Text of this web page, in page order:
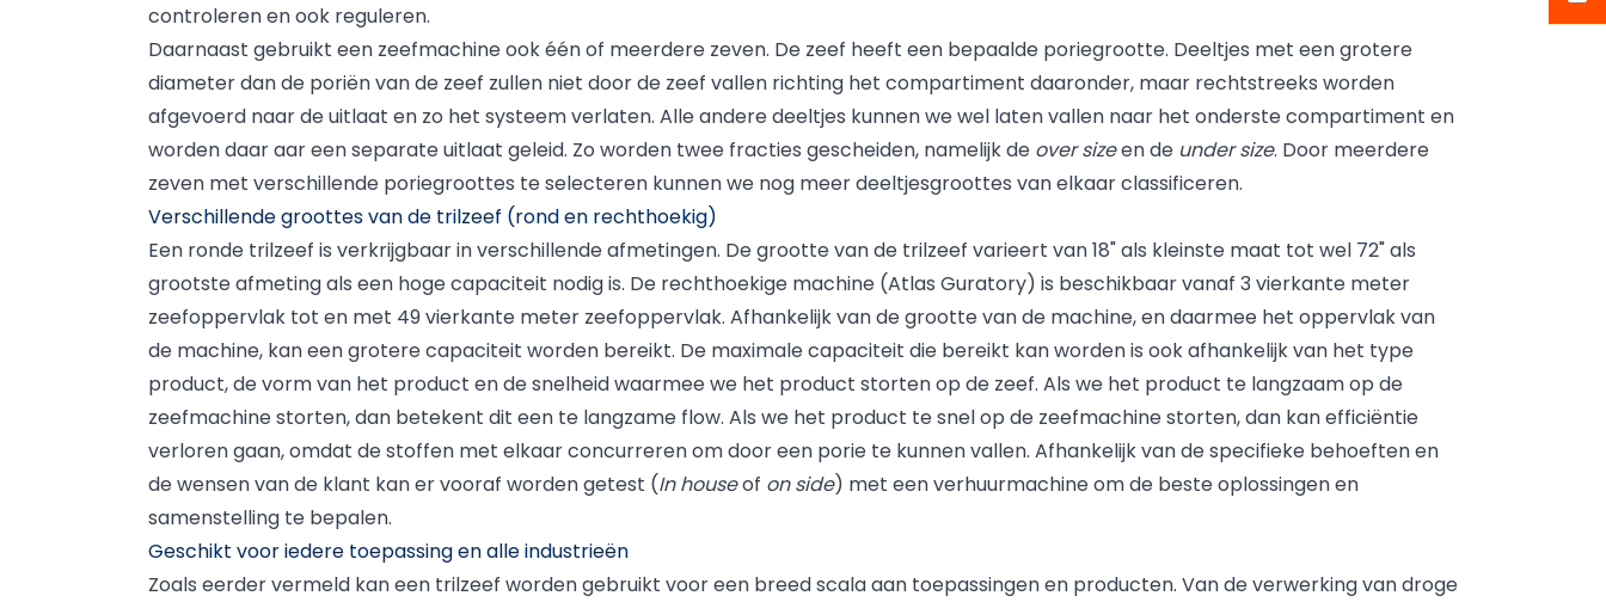
controleren en ook reguleren.
Daarnaast gebruikt een zeefmachine ook één of meerdere zeven. De zeef heeft een bepaalde poriegrootte. Deeltjes met een grotere
diameter dan de poriën van de zeef zullen niet door de zeef vallen richting het compartiment daaronder, maar rechtstreeks worden
afgevoerd naar de uitlaat en zo het systeem verlaten. Alle andere deeltjes kunnen we wel laten vallen naar het onderste compartiment en
worden daar aar een separate uitlaat geleid. Zo worden twee fracties gescheiden, namelijk de over sizeen de under size. Door meerdere
zeven met verschillende poriegroottes te selecteren kunnen we nog meer deeltjesgroottes van elkaar classificeren.
Verschillende groottes van de trilzeef (rond en rechthoekig)
Een ronde trilzeef is verkrijgbaar in verschillende afmetingen. De grootte van de trilzeef varieert van 18" als kleinste maat tot wel 72" als
grootste afmeting als een hoge capaciteit nodig is. De rechthoekige machine (Atlas Guratory) is beschikbaar vanaf 3 vierkante meter
zeefoppervlak tot en met 49 vierkante meter zeefoppervlak. Afhankelijk van de grootte van de machine, en daarmee het oppervlak van
de machine, kan een grotere capaciteit worden bereikt. De maximale capaciteit die bereikt kan worden is ook afhankelijk van het type
product, de vorm van het product en de snelheid waarmee we het product storten op de zeef. Als we het product te langzaam op de
zeefmachine storten, dan betekent dit een te langzame flow. Als we het product te snel op de zeefmachine storten, dan kan efficiëntie
verloren gaan, omdat de stoffen met elkaar concurreren om door een porie te kunnen vallen. Afhankelijk van de specifieke behoeften en
de wensen van de klant kan er vooraf worden getest (In houseof on side) met een verhuurmachine om de beste oplossingen en
samenstelling te bepalen.
Geschikt voor iedere toepassing en alle industrieën
Zoals eerder vermeld kan een trilzeef worden gebruikt voor een breed scala aan toepassingen en producten. Van de verwerking van droge